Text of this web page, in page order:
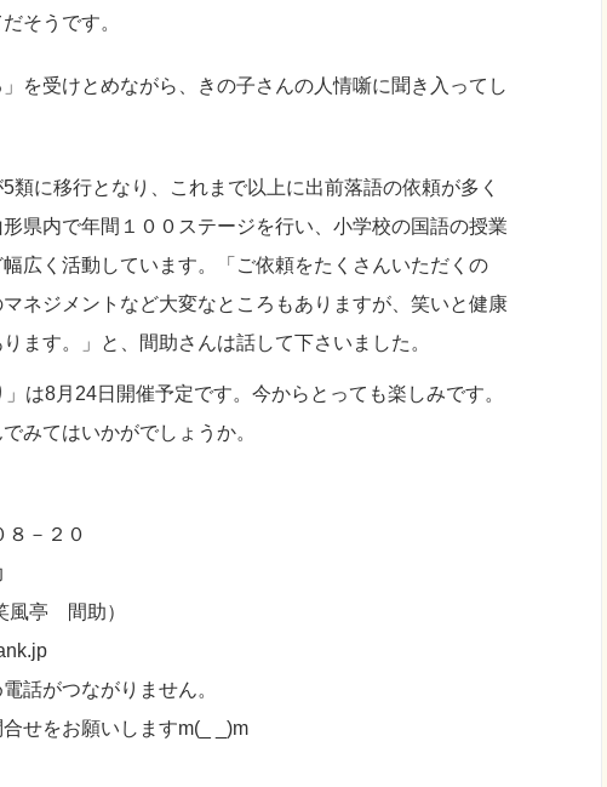
そうです。
を受けとめながら、きの子さんの人情噺に聞き入ってし
に移行となり、これまで以上に出前落語の依頼が多く
県内で年間１００ステージを行い、小学校の国語の授業
広く活動しています。「ご依頼をたくさんいただくの
ネジメントなど大変なところもありますが、笑いと健康
ます。」と、間助さんは話して下さいました。
は8月24日開催予定です。今からとっても楽しみです。
みてはいかがでしょうか。
－２０
亭 間助）
話がつながりません。
せをお願いしますm(_ _)m